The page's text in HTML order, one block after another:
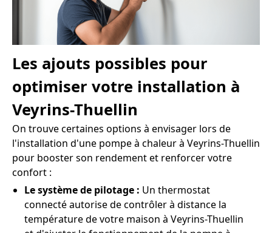
Les ajouts possibles pour
optimiser votre installation à
Veyrins-Thuellin
On trouve certaines options à envisager lors de
l'installation d'une pompe à chaleur à Veyrins-Thuellin
pour booster son rendement et renforcer votre
confort :
Le système de pilotage : Un thermostat
connecté autorise de contrôler à distance la
température de votre maison à Veyrins-Thuellin